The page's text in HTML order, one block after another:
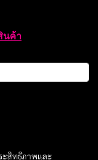
ะสิทธิภาพและ
นค้า